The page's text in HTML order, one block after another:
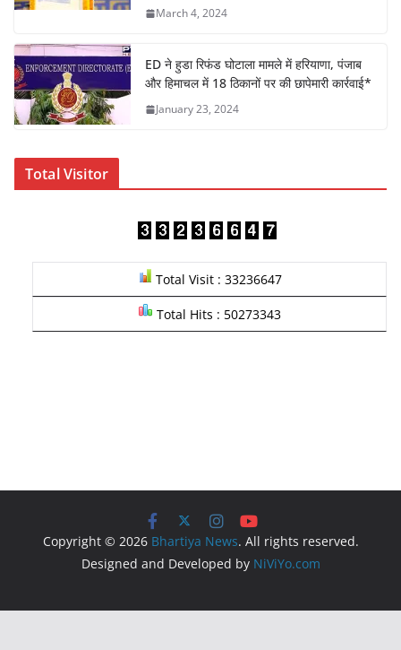
March 4, 2024
ED ने हुडा रिफंड घोटाला मामले में हरियाणा, पंजाब
और हिमाचल में 18 ठिकानों पर की छापेमारी कार्रवाई*
January 23, 2024
Total Visitor
Total Visit : 33236647
Total Hits : 50273343
Copyright © 2026 Bhartiya News. All rights reserved.
Designed and Developed by NiViYo.com